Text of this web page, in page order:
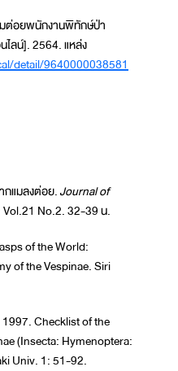
ต่อยพนักงานพิทักษ์ป่า
ลน์]. 2564. แหล่ง
detail/9640000038581
แมลงต่อย.Journal of
Vol.21 No.2. 32-39 น.
of the World:
of the Vespinae. Siri
Checklist of the
(Insecta: Hymenoptera:
Univ. 1: 51-92.